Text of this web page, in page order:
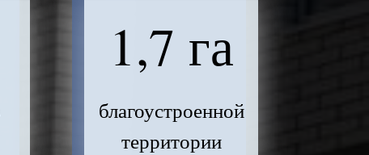
1,7 га
благоустроенной
территории